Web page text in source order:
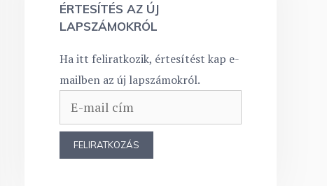
ÉRTESÍTÉS AZ ÚJ
LAPSZÁMOKRÓL
Ha itt feliratkozik, értesítést kap e-
mailben az új lapszámokról.